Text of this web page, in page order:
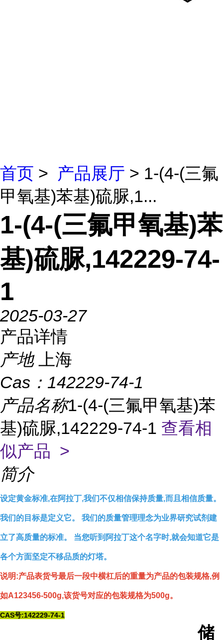
首页 > 产品展厅 > 1-(4-(三氟
甲氧基)苯基)硫脲,1...
1-(4-(三氟甲氧基)苯
基)硫脲,142229-74-
1
2025-03-27
产品详情
产地
上海
Cas： 142229-74-1
产品名称1-(4-(三氟甲氧基)苯
基)硫脲,142229-74-1 查看相
似产品 >
简介
设定黄金标准,在阿拉丁,我们不仅相信保持质量,而且相信质量。
我们的目标是定义它。 我们的质量管理理念为业界研究试剂建
立了高质量的标准。 当您听到阿拉丁这个名字时,就会知道它是
各个方面坚定不移品质的灯塔。
说明:产品表货号最后一段中横杠后的重量为产品的包装规格,例
如A123456-500g,该货号对应的包装规格为500g。
CAS号:142229-74-1
储